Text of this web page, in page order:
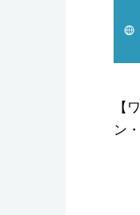
スポ
【
ン